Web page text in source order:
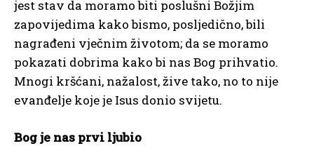
jest stav da moramo biti poslušni Božjim
zapovijedima kako bismo, posljedično, bili
nagrađeni vječnim životom; da se moramo
pokazati dobrima kako bi nas Bog prihvatio.
Mnogi kršćani, nažalost, žive tako, no to nije
evanđelje koje je Isus donio svijetu.
Bog je nas prvi ljubio